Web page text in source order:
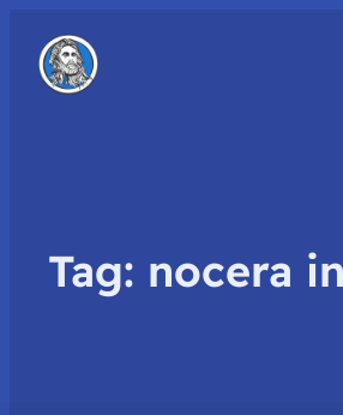
Tag: nocera